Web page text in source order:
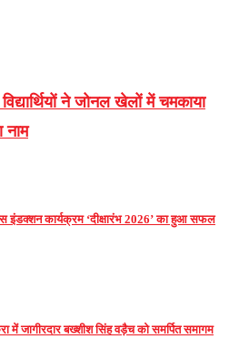
ने जोनल खेलों में चमकाया
इंडक्शन कार्यक्रम ‘दीक्षारंभ 2026’ का हुआ सफल
में जागीरदार बख्शीश सिंह वड़ैच को समर्पित समागम